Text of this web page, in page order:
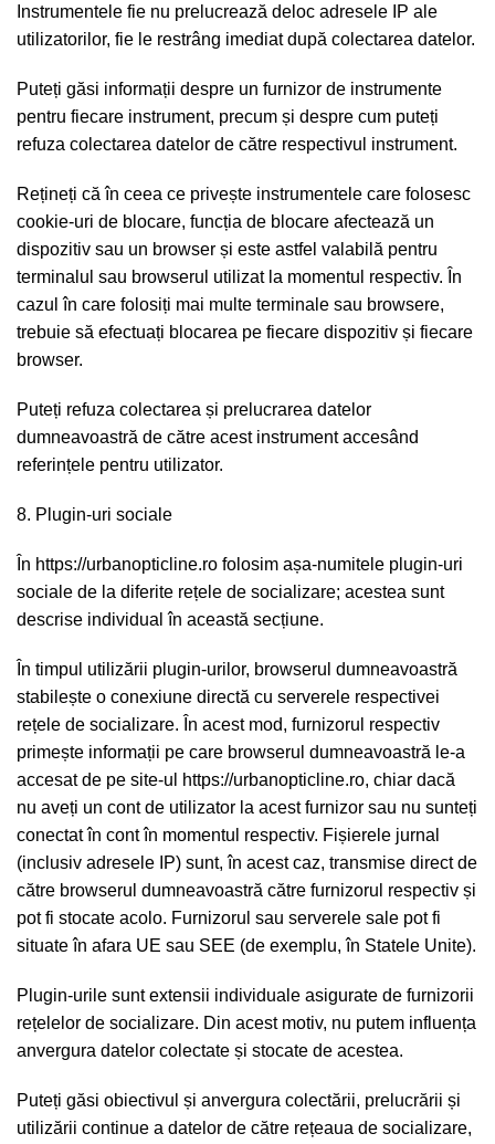
Instrumentele fie nu prelucrează deloc adresele IP ale
utilizatorilor, fie le restrâng imediat după colectarea datelor.
Puteți găsi informații despre un furnizor de instrumente
pentru fiecare instrument, precum și despre cum puteți
refuza colectarea datelor de către respectivul instrument.
Rețineți că în ceea ce privește instrumentele care folosesc
cookie-uri de blocare, funcția de blocare afectează un
dispozitiv sau un browser și este astfel valabilă pentru
terminalul sau browserul utilizat la momentul respectiv. În
cazul în care folosiți mai multe terminale sau browsere,
trebuie să efectuați blocarea pe fiecare dispozitiv și fiecare
browser.
Puteți refuza colectarea și prelucrarea datelor
dumneavoastră de către acest instrument accesând
referințele pentru utilizator.
8. Plugin-uri sociale
În https://urbanopticline.ro folosim așa-numitele plugin-uri
sociale de la diferite rețele de socializare; acestea sunt
descrise individual în această secțiune.
În timpul utilizării plugin-urilor, browserul dumneavoastră
stabilește o conexiune directă cu serverele respectivei
rețele de socializare. În acest mod, furnizorul respectiv
primește informații pe care browserul dumneavoastră le-a
accesat de pe site-ul https://urbanopticline.ro, chiar dacă
nu aveți un cont de utilizator la acest furnizor sau nu sunteți
conectat în cont în momentul respectiv. Fișierele jurnal
(inclusiv adresele IP) sunt, în acest caz, transmise direct de
către browserul dumneavoastră către furnizorul respectiv și
pot fi stocate acolo. Furnizorul sau serverele sale pot fi
situate în afara UE sau SEE (de exemplu, în Statele Unite).
Plugin-urile sunt extensii individuale asigurate de furnizorii
rețelelor de socializare. Din acest motiv, nu putem influența
anvergura datelor colectate și stocate de acestea.
Puteți găsi obiectivul și anvergura colectării, prelucrării și
utilizării continue a datelor de către rețeaua de socializare,